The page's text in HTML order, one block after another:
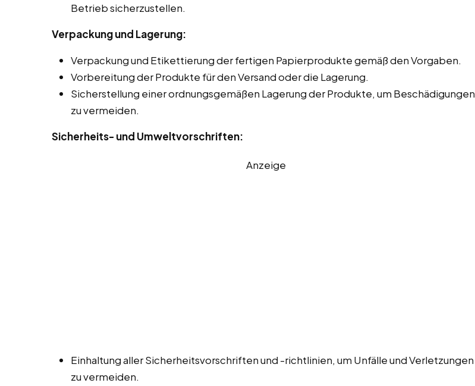
Betrieb sicherzustellen.
Verpackung und Lagerung:
Verpackung und Etikettierung der fertigen Papierprodukte gemäß den Vorgaben.
Vorbereitung der Produkte für den Versand oder die Lagerung.
Sicherstellung einer ordnungsgemäßen Lagerung der Produkte, um Beschädigungen
zu vermeiden.
Sicherheits- und Umweltvorschriften:
Anzeige
Einhaltung aller Sicherheitsvorschriften und -richtlinien, um Unfälle und Verletzungen
zu vermeiden.